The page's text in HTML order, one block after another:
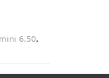
mini 6.50,